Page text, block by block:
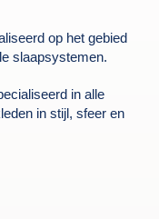
op het gebied
slaapsystemen.
in alle
in stijl, sfeer en